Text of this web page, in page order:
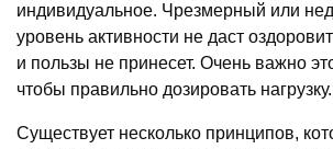
индивидуальное. Чрезмерный или
уровень активности не даст
и пользы не принесет. Очень важно
чтобы правильно дозировать нагрузку.
Существует несколько принципов,